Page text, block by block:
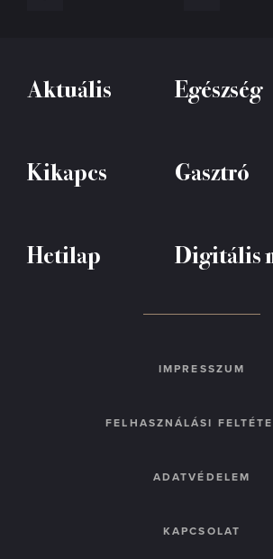
Aktuális Egészség
Kikapcs Gasztró
Hetilap Digitális
IMPRESSZUM
FELHASZNÁLÁSI
ADATVÉDELEM
KAPCSOLAT